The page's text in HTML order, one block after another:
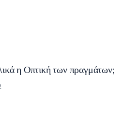
η Οπτική των πραγμάτων;